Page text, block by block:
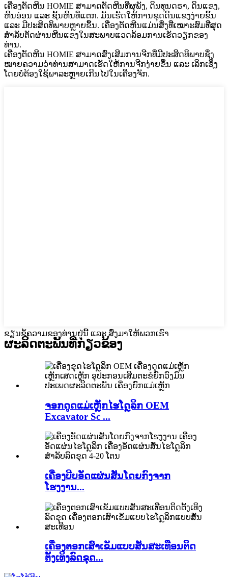
ເຄື່ອງຕັດຫີນ HOMIE ສາມາດຕັດຫີນທີ່ຜຸພັງ, ດິນທຸນດຣາ, ດິນແຂງ,
ຫີນອ່ອນ ແລະ ຊັ້ນຫີນທີ່ແຕກ. ມັນເຮັດໃຫ້ການຂຸດດິນແຂງງ່າຍຂຶ້ນ
ແລະ ມີປະສິດທິພາບຫຼາຍຂຶ້ນ. ເຄື່ອງຕັດຫີນແມ່ນສິ່ງທີ່ເໝາະສົມທີ່ສຸດ
ສຳລັບຕັດຜ່ານຫີນແຂງໃນສະພາບແວດລ້ອມການເຮັດວຽກຂອງ
ທ່ານ.
ເຄື່ອງຕັດຫີນ HOMIE ສາມາດສົ່ງເສີມການຈີກທີ່ມີປະສິດທິພາບຊຶ່ງ
ໝາຍຄວາມວ່າທ່ານສາມາດເຮັດໃຫ້ການຈີກງ່າຍຂຶ້ນ ແລະ ເລິກເຊິ່ງ
ໂດຍບໍ່ຕ້ອງໃຊ້ພາລະຫຼາຍເກີນໄປໃນເຄື່ອງຈັກ.
ຂຽນຂໍ້ຄວາມຂອງທ່ານຢູ່ນີ້ ແລະ ສົ່ງມາໃຫ້ພວກເຮົາ
ຜະລິດຕະພັນທີ່ກ່ຽວຂ້ອງ
ຈອກດູດແມ່ເຫຼັກໄຮໂດຼລິກ OEM
Excavator Sc ...
ເຄື່ອງບີບອັດແຜ່ນສັ່ນໂດຍກົງຈາກ
ໂຮງງານ...
ເຄື່ອງຕອກເສົາເຂັມແບບສັ່ນສະເທືອນຕິດ
ຕັ້ງເທິງລົດຂຸດ...